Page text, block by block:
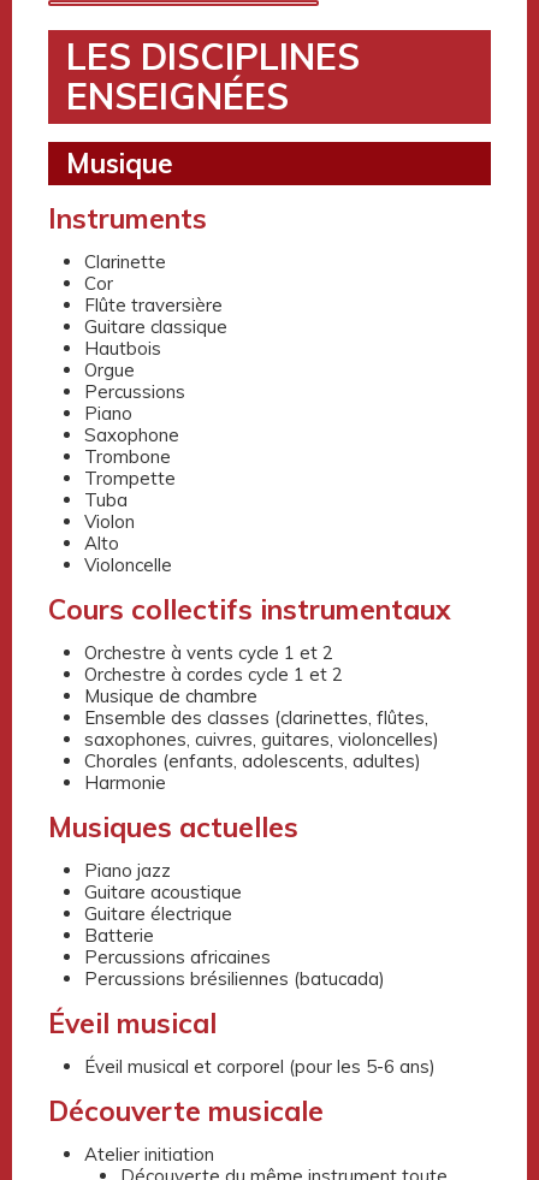
LES DISCIPLINES
ENSEIGNÉES
Musique
Instruments
Clarinette
Cor
Flûte traversière
Guitare classique
Hautbois
Orgue
Percussions
Piano
Saxophone
Trombone
Trompette
Tuba
Violon
Alto
Violoncelle
Cours collectifs instrumentaux
Orchestre à vents cycle 1 et 2
Orchestre à cordes cycle 1 et 2
Musique de chambre
Ensemble des classes (clarinettes, flûtes,
saxophones, cuivres, guitares, violoncelles)
Chorales (enfants, adolescents, adultes)
Harmonie
Musiques actuelles
Piano jazz
Guitare acoustique
Guitare électrique
Batterie
Percussions africaines
Percussions brésiliennes (batucada)
Éveil musical
Éveil musical et corporel (pour les 5-6 ans)
Découverte musicale
Atelier initiation